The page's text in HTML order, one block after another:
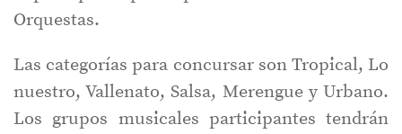
Orquestas.
Las categorías para concursar son Tropical, Lo
nuestro, Vallenato, Salsa, Merengue y Urbano.
Los grupos musicales participantes tendrán